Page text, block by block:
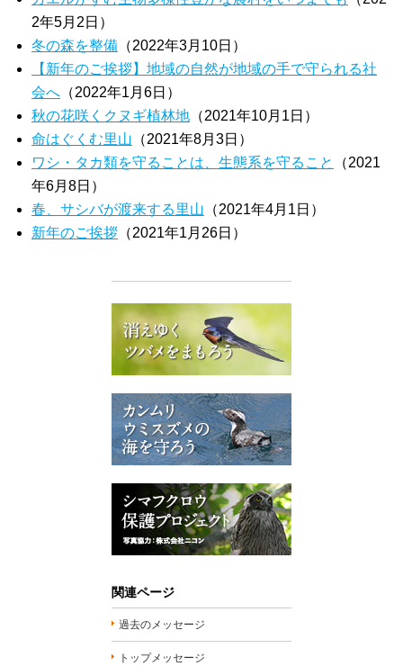
2年5月2日）
冬の森を整備 （2022年3月10日）
【新年のご挨拶】地域の自然が地域の手で守られる社
会へ （2022年1月6日）
秋の花咲くクヌギ植林地 （2021年10月1日）
命はぐくむ里山 （2021年8月3日）
ワシ・タカ類を守ることは、生態系を守ること
（2021
年6月8日）
春、サシバが渡来する里山 （2021年4月1日）
新年のご挨拶 （2021年1月26日）
関連ページ
過去のメッセージ
トップメッセージ